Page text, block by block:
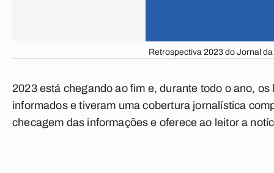
Retrospectiva 2023 do Jornal
2023 está chegando ao fim e, durante todo o ano, os
informados e tiveram uma cobertura jornalística
checagem das informações e oferece ao leitor a